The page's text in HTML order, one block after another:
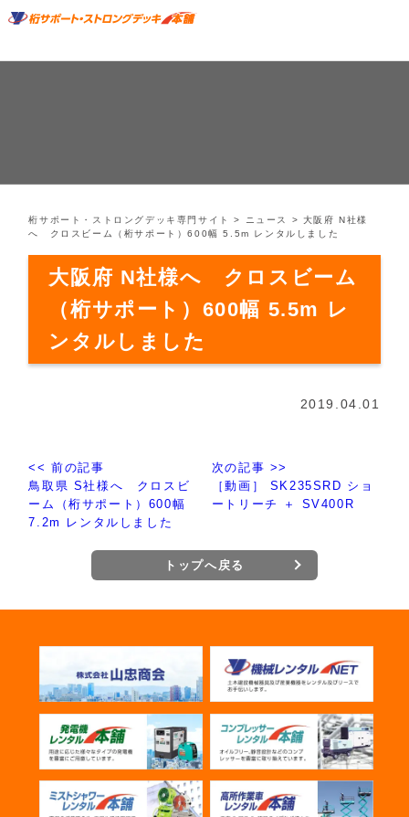
桁サポート・ストロングデッキ専門サイト > ニュース > 大阪府 N社様
へ クロスビーム（桁サポート）600幅 5.5m レンタルしました
大阪府 N社様へ クロスビーム
（桁サポート）600幅 5.5m レ
ンタルしました
2019.04.01
<< 前の記事
鳥取県 S社様へ クロスビ
ーム（桁サポート）600幅
7.2m レンタルしました
次の記事 >>
［動画］ SK235SRD ショ
ートリーチ ＋ SV400R
トップへ戻る